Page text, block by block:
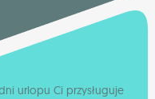
urlopu Ci przysługuje